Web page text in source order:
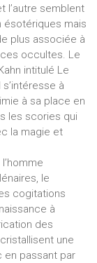
l’autre semblent
mais
plus associée à
occultes. Le
intitulé Le
à
à sa place en
les scories qui
la magie et
le
cogitations
à
des
une
en passant par